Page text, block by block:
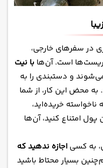
در سفرهای خارجی،
است. آن‌ها با نیت
و دستبندی را به
به محض این کار، از شما
خریده‌اید،
امتناع کنید، آن‌ها
به کسی اجازه ندهید که
بسیار محتاط باشید